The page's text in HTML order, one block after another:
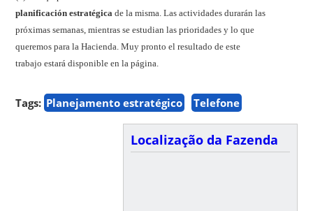
planificación estratégica de la misma. Las actividades durarán las
próximas semanas, mientras se estudian las prioridades y lo que
queremos para la Hacienda. Muy pronto el resultado de este
trabajo estará disponible en la página.
Tags: Planejamento estratégico Telefone
Localização da Fazenda